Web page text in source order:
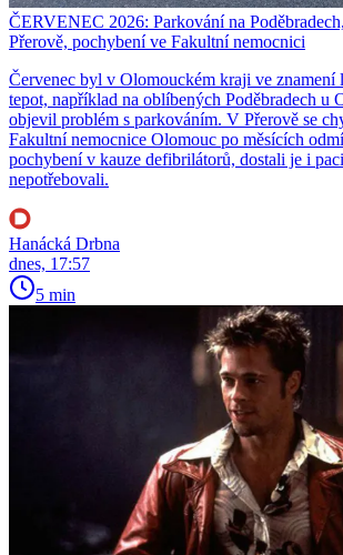
ČERVENEC 2026: Parkování na
Přerově, pochybení ve Fakultní nemocnici
Červenec byl v Olomouckém kraji ve znamení
tepot, například na oblíbených Poděbradech u
objevil problém s parkováním. V Přerově se
Fakultní nemocnice Olomouc po měsících
pochybení v kauze defibrilátorů, dostali je i
nepotřebovali.
Hanácká Drbna
dnes, 17:57
5 min